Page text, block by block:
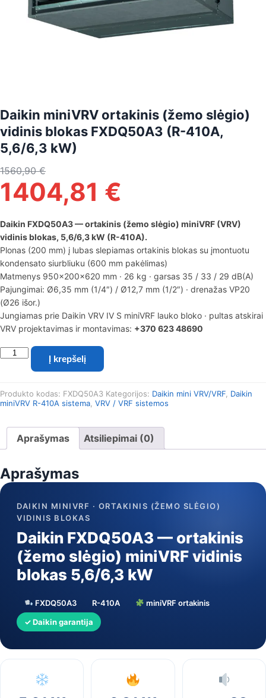
Daikin miniVRV ortakinis (žemo slėgio)
vidinis blokas FXDQ50A3 (R-410A,
5,6/6,3 kW)
1560,90€
1404,81 €
Daikin FXDQ50A3 — ortakinis (žemo slėgio) miniVRF (VRV)
vidinis blokas, 5,6/6,3 kW (R-410A).
Plonas (200 mm) į lubas slepiamas ortakinis blokas su įmontuotu
kondensato siurbliuku (600 mm pakėlimas)
Matmenys 950×200×620 mm · 26 kg · garsas 35 / 33 / 29 dB(A)
Pajungimai: Ø6,35 mm (1/4″) / Ø12,7 mm (1/2″) · drenažas VP20
(Ø26 išor.)
Jungiamas prie Daikin VRV IV S miniVRF lauko bloko · pultas atskirai
VRV projektavimas ir montavimas: +370 623 48690
produkto
ortakinis
vidinis
blokas
(R-
410A,
5,6/6,3
Į krepšelį
Produkto kodas: FXDQ50A3 Kategorijos: Daikin mini VRV/VRF Daikin
miniVRV R-410A sistema VRV / VRF sistemos
Aprašymas Atsiliepimai (0)
Aprašymas
DAIKIN MINIVRF · ORTAKINIS (ŽEMO SLĖGIO)
VIDINIS BLOKAS
Daikin FXDQ50A3 — ortakinis
(žemo slėgio) miniVRF vidinis
blokas 5,6/6,3 kW
FXDQ50A3 R-410A
miniVRF ortakinis
✓ Daikin garantija